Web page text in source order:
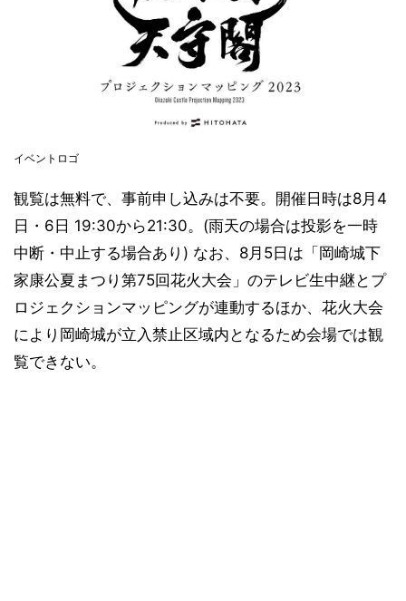
イベントロゴ
観覧は無料で、事前申し込みは不要。開催日時は8月4
日・6日 19:30から21:30。(雨天の場合は投影を一時
中断・中止する場合あり) なお、8月5日は「岡崎城下
家康公夏まつり第75回花火大会」のテレビ生中継とプ
ロジェクションマッピングが連動するほか、花火大会
により岡崎城が立入禁止区域内となるため会場では観
覧できない。